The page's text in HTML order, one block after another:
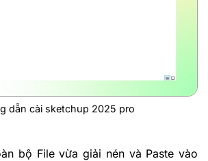
dẫn cài sketchup 2025 pro
bộ File vừa giải nén và Paste vào